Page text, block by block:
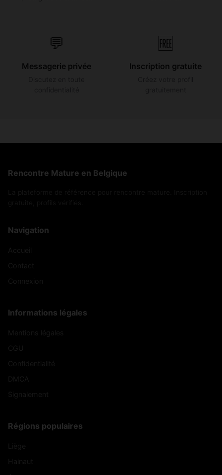
💬
Messagerie privée
🆓
Inscription gratuite
Rencontre Mature en Belgique
Navigation
Informations légales
Régions populaires